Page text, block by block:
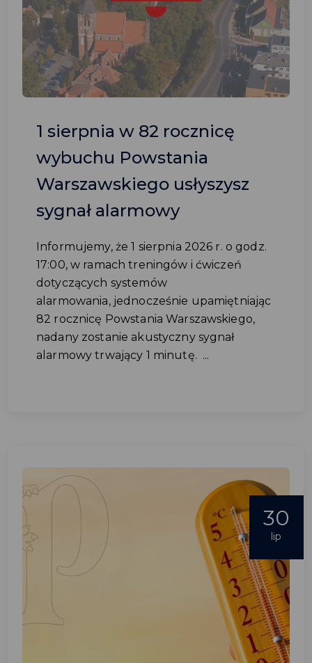
1 sierpnia w 82 rocznicę
wybuchu Powstania
Warszawskiego usłyszysz
sygnał alarmowy
Informujemy, że 1 sierpnia 2026 r. o godz.
17:00, w ramach treningów i ćwiczeń
dotyczących systemów
alarmowania, jednocześnie upamiętniając
82 rocznicę Powstania Warszawskiego,
nadany zostanie akustyczny sygnał
alarmowy trwający 1 minutę. ...
30
lip